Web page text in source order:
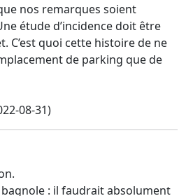
nos remarques soient
étude d’incidence doit être
C’est quoi cette histoire de ne
de parking que de
08-31)
: il faudrait absolument